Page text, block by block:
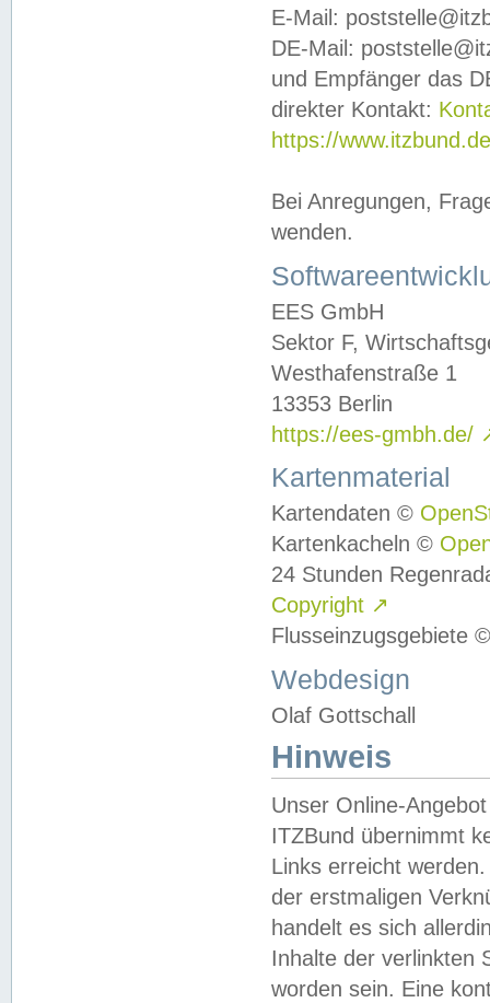
E-Mail:
DE-Mail:
und Empfänger das
direkter Kontakt:
https://
Bei Anregungen,
wenden.
EES GmbH
Sektor F,
Westhafenstraße 1
13353 Berlin
https://ees-gmbh.de/
Kartenmaterial
Kartendaten ©
Kartenkacheln ©
24 Stunden
Copyright ↗
Flusseinzugsgebiete
Webdesign
Olaf Gottschall
Hinweis
Unser Online-
ITZBund übernimmt
Links erreicht
der erstmaligen
handelt es sich
Inhalte der verlinkten
worden sein. Eine